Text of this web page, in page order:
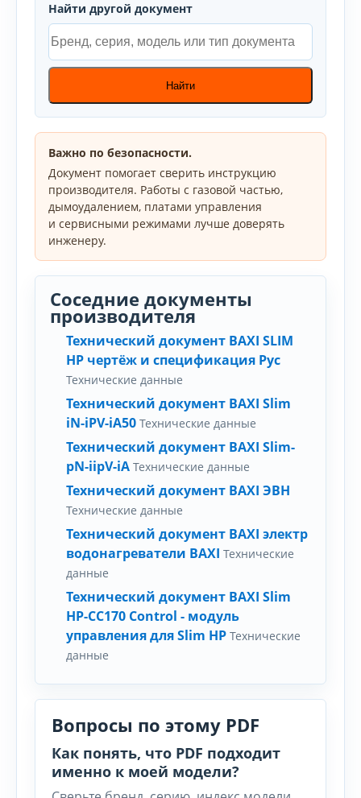
Найти другой документ
Найти
Важно по безопасности.
Документ помогает сверить инструкцию
производителя. Работы с газовой частью,
дымоудалением, платами управления
и сервисными режимами лучше доверять
инженеру.
Соседние документы
производителя
Технический документ BAXI SLIM
HP чертёж и спецификация Рус
Технические данные
Технический документ BAXI Slim
iN-iPV-iA50 Технические данные
Технический документ BAXI Slim-
pN-iipV-iA Технические данные
Технический документ BAXI ЭВН
Технические данные
Технический документ BAXI электр
водонагреватели BAXI Технические
данные
Технический документ BAXI Slim
HP-CC170 Control - модуль
управления для Slim HP Технические
данные
Вопросы по этому PDF
Как понять, что PDF подходит
именно к моей модели?